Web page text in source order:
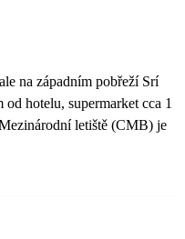
na západním pobřeží Srí
hotelu, supermarket cca 1
letiště (CMB) je